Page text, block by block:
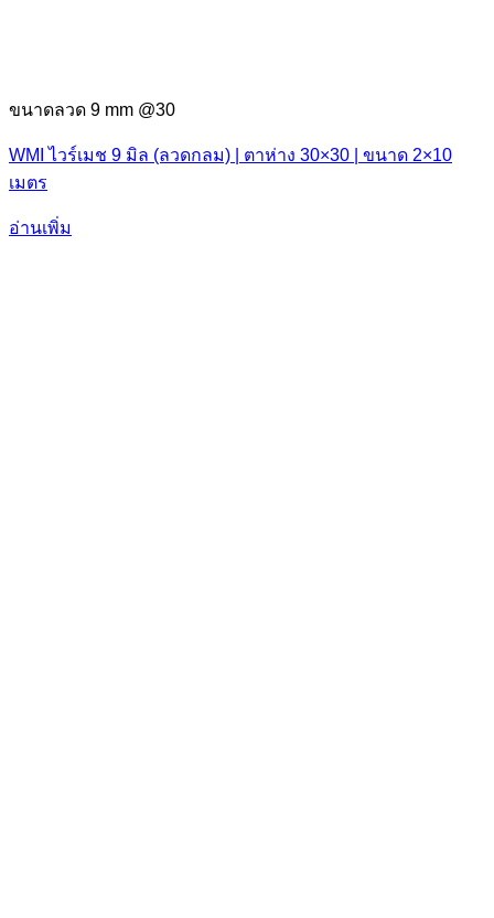
ขนาดลวด 9 mm @30
WMI ไวร์เมช 9 มิล (ลวดกลม) | ตาห่าง 30×30 | ขนาด 2×10
เมตร
อ่านเพิ่ม